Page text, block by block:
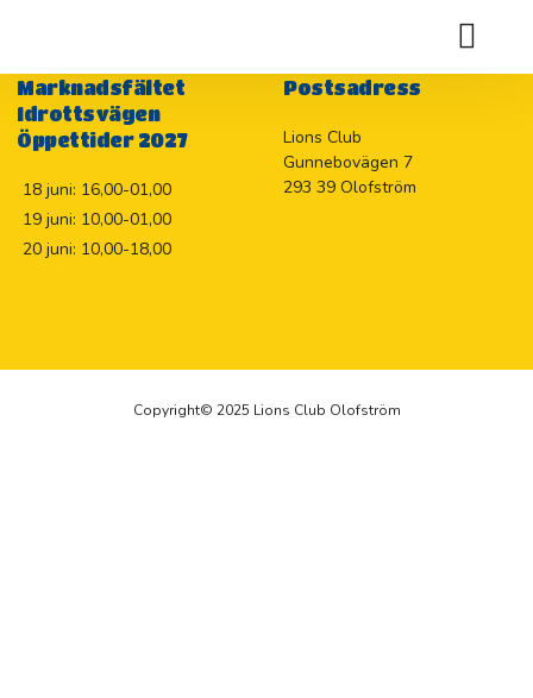
Postsadress
Lions Club
Gunnebovägen 7
293 39 Olofström
Marknadsfältet
Idrottsvägen
Öppettider 2027
18 juni: 16,00-01,00
19 juni: 10,00-01,00
20 juni: 10,00-18,00
Copyright© 2025 Lions Club Olofström